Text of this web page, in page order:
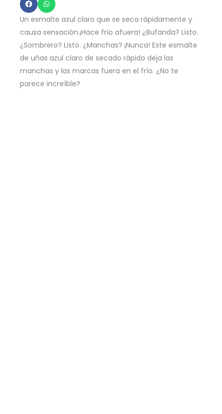
-
Baby
Blue
Me
Away
9ml
-
Un esmalte azul claro que se seca rápidamente y
causa sensación.¡Hace frío afuera! ¿Bufanda? Listo.
¿Sombrero? Listo. ¿Manchas? ¡Nunca! Este esmalte
de uñas azul claro de secado rápido deja las
manchas y las marcas fuera en el frío. ¿No te
parece increíble?